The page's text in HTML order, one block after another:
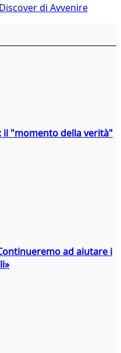
di Avvenire
il "momento della verità"
ad aiutare i